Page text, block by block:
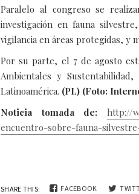
Paralelo al congreso se
investigación en fauna
vigilancia en áreas protegidas, y
Por su parte, el 7 de agosto
Ambientales y
Latinoamérica. (PL) (Foto:
Noticia tomada de: http://
encuentro-sobre-fauna-
SHARE THIS: FACEBOOK